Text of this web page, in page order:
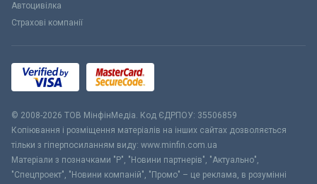
Автоцивілка
Страхові компанії
© 2008-2026 ТОВ МiнфiнМедiа. Код ЄДРПОУ: 35506859
Копіювання і розміщення матеріалів на інших сайтах дозволяється
тільки з гіперпосиланням виду: www.minfin.com.ua
Матеріали з позначками "Р", "Новини партнерів", "Актуально",
"Спецпроект", "Новини компаній", "Промо" – це реклама, в розумінні